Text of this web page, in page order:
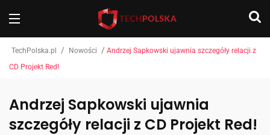
TechPolska.pl / Nowości / Andrzej Sapkowski ujawnia szczegóły relacji z
CD Projekt Red!
Andrzej Sapkowski ujawnia
szczegóły relacji z CD Projekt Red!